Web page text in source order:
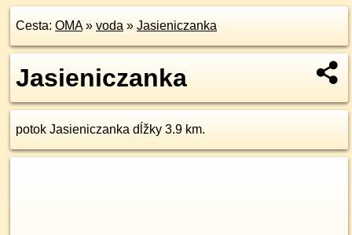
Cesta: OMA» voda » Jasieniczanka
Jasieniczanka
potok Jasieniczanka dĺžky 3.9 km.